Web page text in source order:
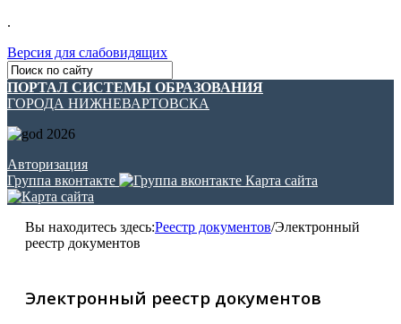
.
Версия для слабовидящих
ПОРТАЛ СИСТЕМЫ ОБРАЗОВАНИЯ
ГОРОДА НИЖНЕВАРТОВСКА
Авторизация
Группа вконтакте
Карта сайта
Вы находитесь здесь:Реестр документов/Электронный
реестр документов
Электронный реестр документов